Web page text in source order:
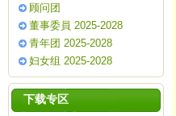
顾问团
董事委員 2025-2028
青年团 2025-2028
妇女组 2025-2028
下载专区